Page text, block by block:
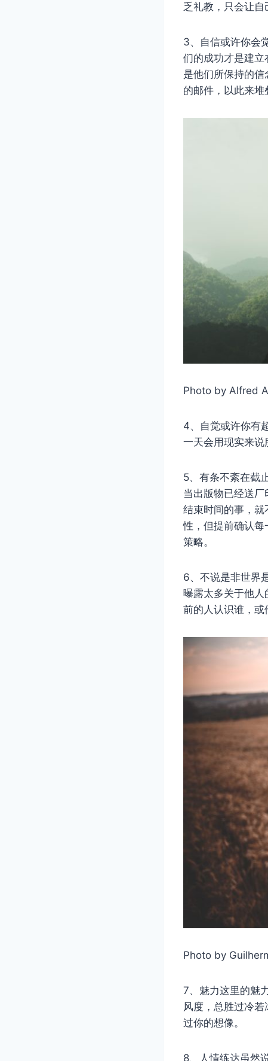
乏礼教，只会让自
3、自信或许你会
们的成功才是建
是他们所保持的
的邮件，以此来堆
Photo by Alfred
4、自觉或许你有
一天会用现实来说
5、有条不紊在截
当出版物已经送
结束时间的事，
性，但提前确认
策略。
6、不说是非世界
曝露太多关于他
前的人认识谁，或
Photo by
7、魅力这里的魅
风度，总胜过冷
过你的想像。
8、人情练达虽然